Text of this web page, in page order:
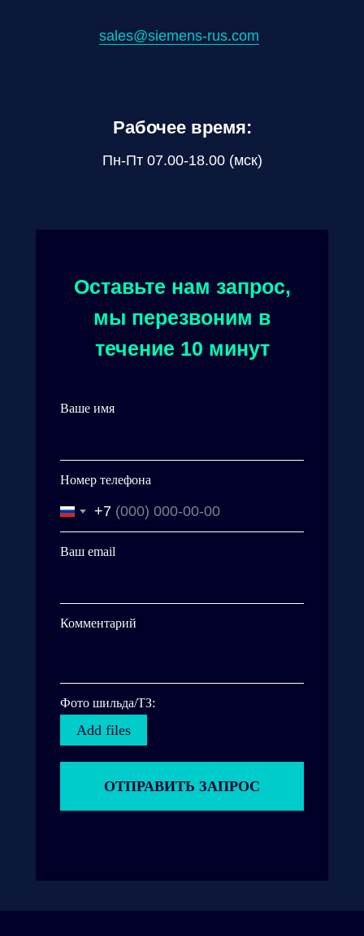
Оставьте нам запрос,
мы перезвоним в
течение 10 минут
Ваше имя
Номер телефона
+7
Ваш email
Комментарий
Фото шильда/ТЗ:
Add files
ОТПРАВИТЬ ЗАПРОС
sales@siemens-rus.com
Пн-Пт 07.00-18.00 (мск)
Рабочее время: